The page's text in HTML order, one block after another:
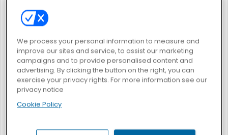
From Nerd To School Popular Kembali Ke Buku Mewarnai Sekolah: Sekolah
High School Crush Sort And Style: Back To School
We process your personal information to measure and
improve our sites and service, to assist our marketing
campaigns and to provide personalised content and
advertising. By clicking the button on the right, you can
exercise your privacy rights. For more information see our
privacy notice
Cookie Policy